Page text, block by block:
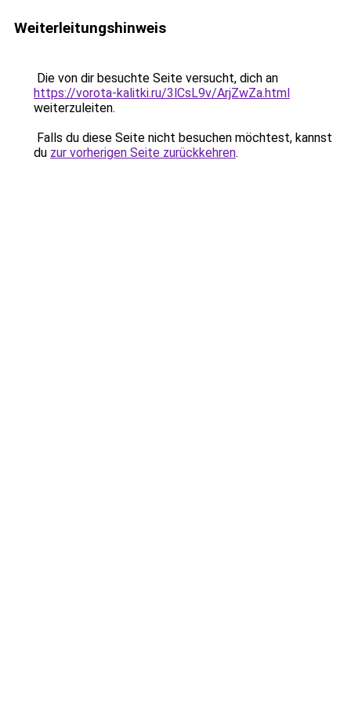
Weiterleitungshinweis
Die von dir besuchte Seite versucht, dich an
https://vorota-kalitki.ru/3lCsL9v/ArjZwZa.html
weiterzuleiten.
Falls du diese Seite nicht besuchen möchtest, kannst
du zur vorherigen Seite zurückkehren.